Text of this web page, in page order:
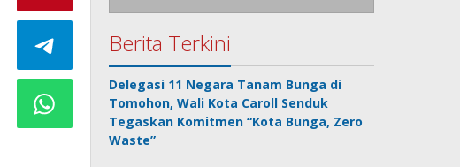
Berita Terkini
Delegasi 11 Negara Tanam Bunga di
Tomohon, Wali Kota Caroll Senduk
Tegaskan Komitmen “Kota Bunga, Zero
Waste”